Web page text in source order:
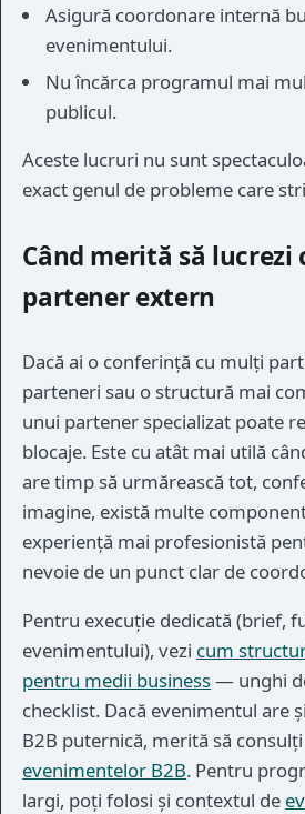
Asigură coordonare internă
evenimentului.
Nu încărca programul mai
publicul.
Aceste lucruri nu sunt
exact genul de probleme care
Când merită să lucrezi
partener extern
Dacă ai o conferință cu mulți
parteneri sau o structură mai
unui partener specializat poate
blocaje. Este cu atât mai utilă
are timp să urmărească tot,
imagine, există multe
experiență mai profesionistă
nevoie de un punct clar de
Pentru execuție dedicată (brief,
evenimentului), vezi cum
pentru medii business— unghi
checklist. Dacă evenimentul are
B2B puternică, merită să consulți
evenimentelor B2B. Pentru
largi, poți folosi și contextul de